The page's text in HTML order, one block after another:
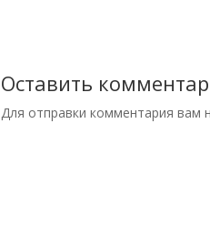
Оставить
Для отправки комментария вам